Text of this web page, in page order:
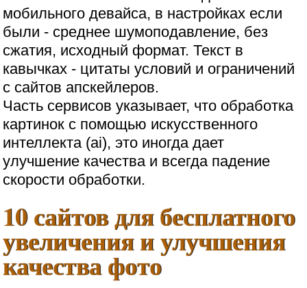
мобильного девайса, в настройках если
были - среднее шумоподавление, без
сжатия, исходный формат. Текст в
кавычках - цитаты условий и ограничений
с сайтов апскейлеров.
Часть сервисов указывает, что обработка
картинок с помощью искусственного
интеллекта (ai), это иногда дает
улучшение качества и всегда падение
скорости обработки.
10 сайтов для бесплатного
увеличения и улучшения
качества фото